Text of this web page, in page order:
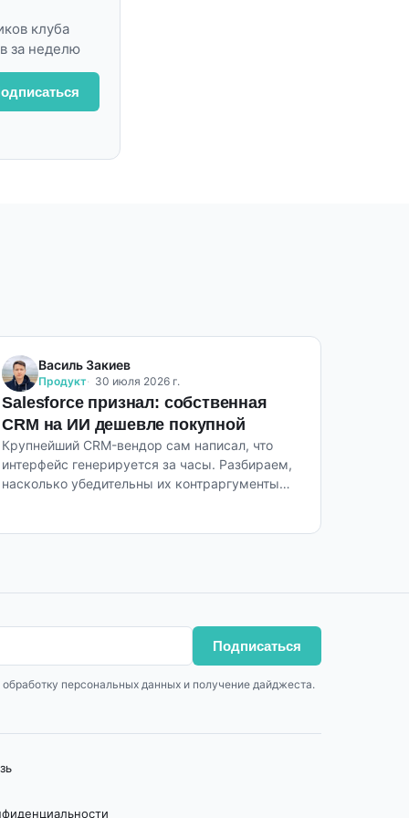
клуба
за неделю
Василь Закиев
Продукт 30 июля 2026 г.
Salesforce признал: собственная
CRM на ИИ дешевле покупной
Крупнейший CRM-вендор сам написал, что
интерфейс генерируется за часы. Разбираем,
насколько убедительны их контраргументы
Подписаться
персональных данных и получение дайджеста.